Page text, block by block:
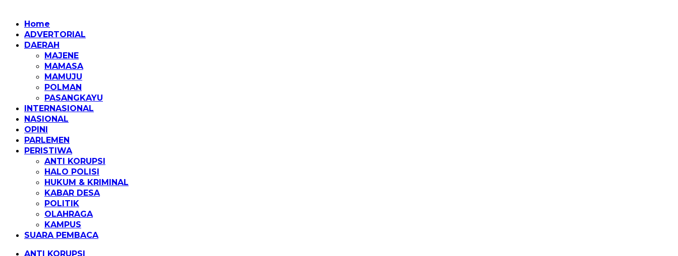
Home
ADVERTORIAL
DAERAH
MAJENE
MAMASA
MAMUJU
POLMAN
PASANGKAYU
INTERNASIONAL
NASIONAL
OPINI
PARLEMEN
PERISTIWA
ANTI KORUPSI
HALO POLISI
HUKUM & KRIMINAL
KABAR DESA
POLITIK
OLAHRAGA
KAMPUS
SUARA PEMBACA
ANTI KORUPSI